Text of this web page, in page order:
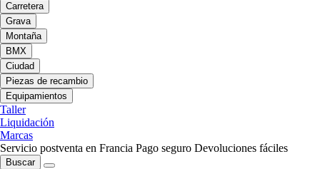
Carretera
Grava
Montaña
BMX
Ciudad
Piezas de recambio
Equipamientos
Taller
Liquidación
Marcas
Servicio postventa en Francia Pago seguro Devoluciones fáciles
Buscar